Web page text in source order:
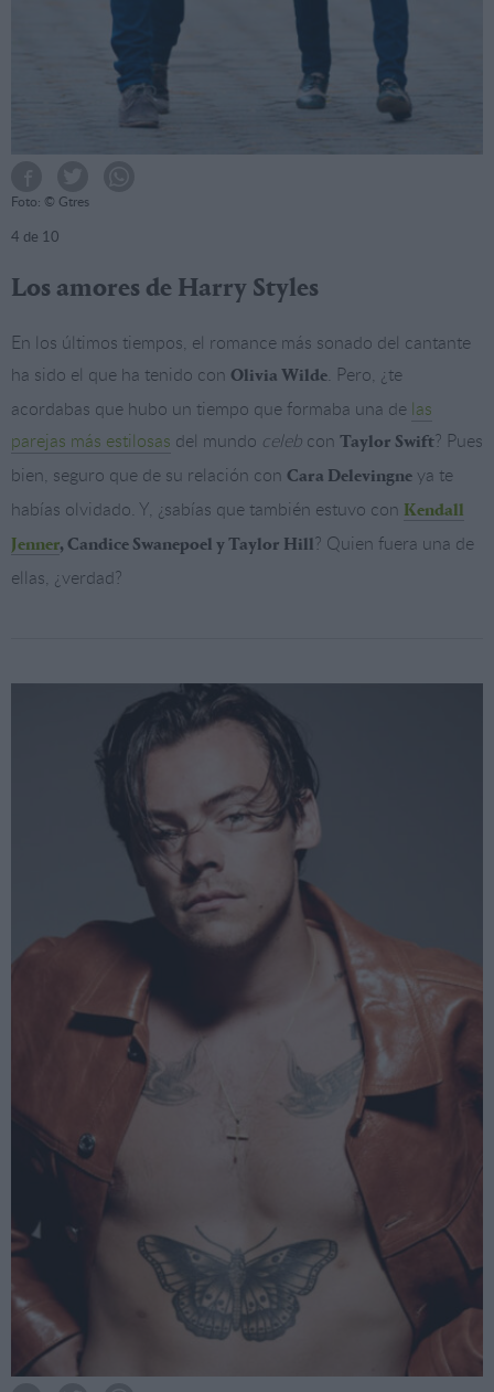
Foto: © Gtres
4 de 10
Los amores de Harry Styles
En los últimos tiempos, el romance más sonado del cantante
ha sido el que ha tenido con Olivia Wilde. Pero, ¿te
acordabas que hubo un tiempo que formaba una de las
parejas más estilosas del mundo celeb con Taylor Swift? Pues
bien, seguro que de su relación con Cara Delevingne ya te
habías olvidado. Y, ¿sabías que también estuvo con Kendall
Jenner, Candice Swanepoel y Taylor Hill ? Quien fuera una de
ellas, ¿verdad?